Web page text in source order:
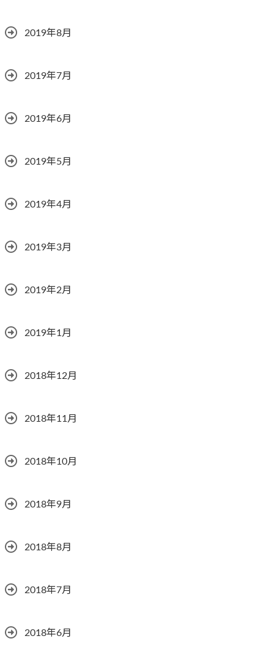
2019年8月
2019年7月
2019年6月
2019年5月
2019年4月
2019年3月
2019年2月
2019年1月
2018年12月
2018年11月
2018年10月
2018年9月
2018年8月
2018年7月
2018年6月